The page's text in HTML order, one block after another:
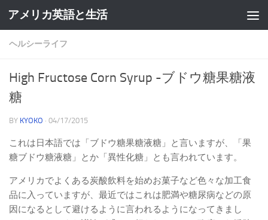
アメリカ英語と生活
ヘルシーライフ
High Fructose Corn Syrup -ブドウ糖果糖液
糖
BY KYOKO · 04/17/2015
これは日本語では「ブドウ糖果糖液糖」と言いますが、「果
糖ブドウ糖液糖」とか「異性化糖」とも言われています。
アメリカでよくある炭酸飲料を始めお菓子など色々な加工食
品に入っていますが、最近ではこれは肥満や糖尿病などの原
因になるとして避けるように言われるようになってきまし